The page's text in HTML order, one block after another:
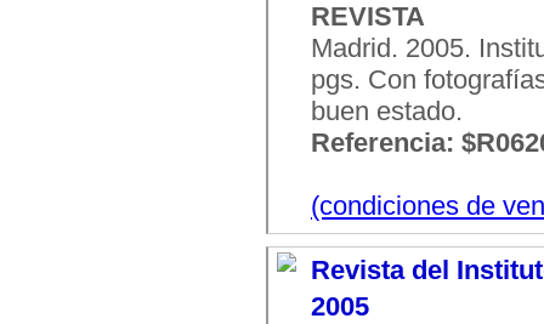
REVISTA
Madrid. 2005.
pgs. Con
buen estado.
Referencia:
(condiciones de
Revista del
2005